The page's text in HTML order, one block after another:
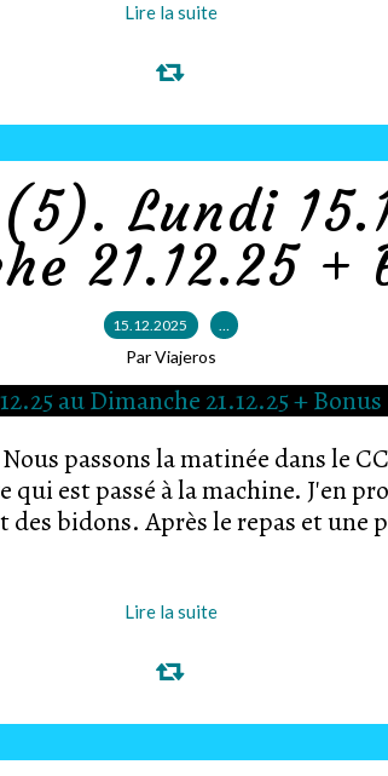
Lire la suite
(5). Lundi
21.12.25 +
15.12.2025 …
Par Viajeros
passons la matinée dans le
est passé à la machine. J'en
bidons. Après le repas et une
Lire la suite